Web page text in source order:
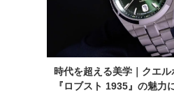
時代を超える美学｜クエ
『ロブスト 1935』の魅力